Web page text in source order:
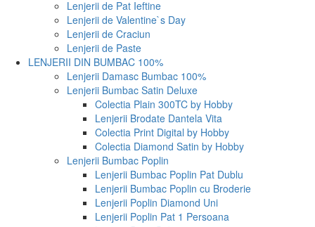
Lenjerii de Pat Ieftine
Lenjerii de Valentine`s Day
Lenjerii de Craciun
Lenjerii de Paste
LENJERII DIN BUMBAC 100%
Lenjerii Damasc Bumbac 100%
Lenjerii Bumbac Satin Deluxe
Colectia Plain 300TC by Hobby
Lenjerii Brodate Dantela Vita
Colectia Print Digital by Hobby
Colectia Diamond Satin by Hobby
Lenjerii Bumbac Poplin
Lenjerii Bumbac Poplin Pat Dublu
Lenjerii Bumbac Poplin cu Broderie
Lenjerii Poplin Diamond Uni
Lenjerii Poplin Pat 1 Persoana